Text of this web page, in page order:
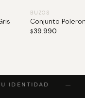
BUZOS
Conjunto
$39.990
IDENTIDAD